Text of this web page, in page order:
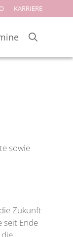
KARRIERE
sowie
Zukunft
seit Ende